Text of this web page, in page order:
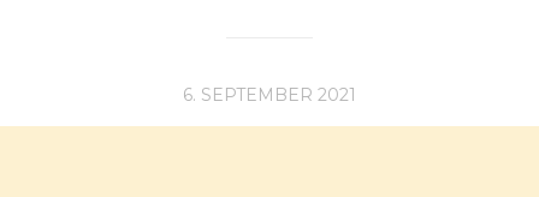
6. SEPTEMBER 2021